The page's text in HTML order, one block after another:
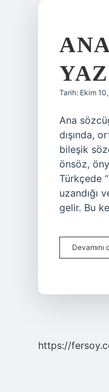
Tarih: Ekim
Ana
dışında,
bileşik
önsöz,
Türkçede
uzandığı
gelir. Bu
Devamını
https://